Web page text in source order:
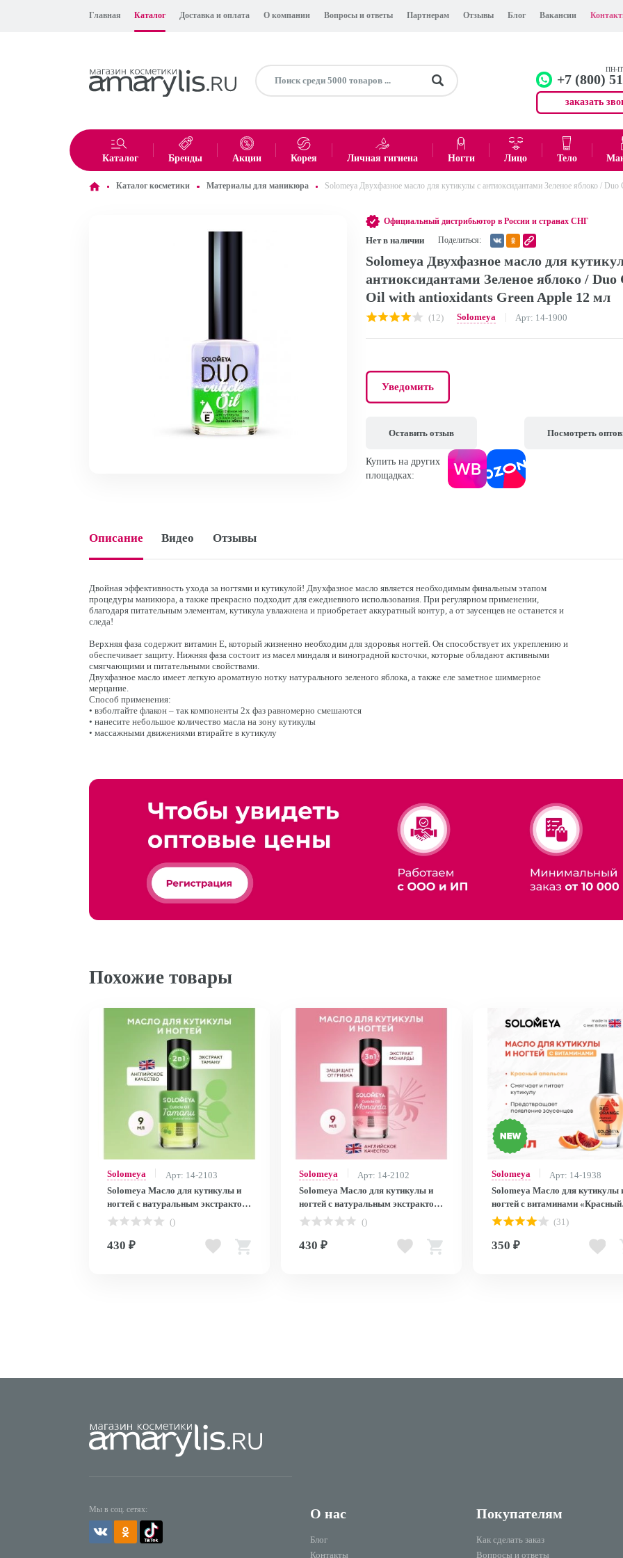
Главная Каталог Доставка и оплата О компании Вопросы и ответы Партнерам Отзывы Блог Вакансии
ПН-
+7 (800)
заказать
Офис +7 (499)
Итого: 0 ₽
Каталог Бренды Акции Корея Личная гигиена Ногти Лицо Тело
Каталог косметики Материалы для маникюра Solomeya Двухфазное масло для кутикулы с антиоксидантами Зеленое яблоко /
Официальный дистрибьютор в России и странах СНГ
Нет в наличии Поделиться:
Solomeya Двухфазное масло для
антиоксидантами Зеленое яблоко / Duo
Oil with antioxidants Green Apple 12 мл
(12) Solomeya Арт: 14-1900
Уведомить
Оставить отзыв Посмотреть
Купить на других
площадках:
Описание Видео Отзывы
Двойная эффективность ухода за ногтями и кутикулой! Двухфазное масло является необходимым финальным этапом
процедуры маникюра, а также прекрасно подходит для ежедневного использования. При регулярном применении,
благодаря питательным элементам, кутикула увлажнена и приобретает аккуратный контур, а от заусенцев не останется и
следа!
Верхняя фаза содержит витамин Е, который жизненно необходим для здоровья ногтей. Он способствует их укреплению и
обеспечивает защиту. Нижняя фаза состоит из масел миндаля и виноградной косточки, которые обладают активными
смягчающими и питательными свойствами.
Двухфазное масло имеет легкую ароматную нотку натурального зеленого яблока, а также еле заметное шиммерное
мерцание.
Способ применения:
• взболтайте флакон – так компоненты 2х фаз равномерно смешаются
• нанесите небольшое количество масла на зону кутикулы
• массажными движениями втирайте в кутикулу
Похожие товары
Solomeya
Арт: 14-2103
Solomeya Масло для кутикулы и
ногтей с натуральным экстрактом
Таману 9 мл/ Cuticle Oil with
natural extract Tamanu, 9 ml
()
430 ₽
Solomeya
Арт: 14-2102
Solomeya Масло для кутикулы и
ногтей с натуральным экстрактом
Монарды 9 мл/ Cuticle Oil with
natural extract Monarda, 9 ml
()
430 ₽
Solomeya
Арт: 14-1938
Solomeya Масло для кутикулы
ногтей с витаминами «Красный
апельсин» 9 мл / Cuticle Oil
(31)
350 ₽
Мы в соц. сетях: О нас
Блог
Контакты
Покупателям
Как сделать заказ
Вопросы и ответы